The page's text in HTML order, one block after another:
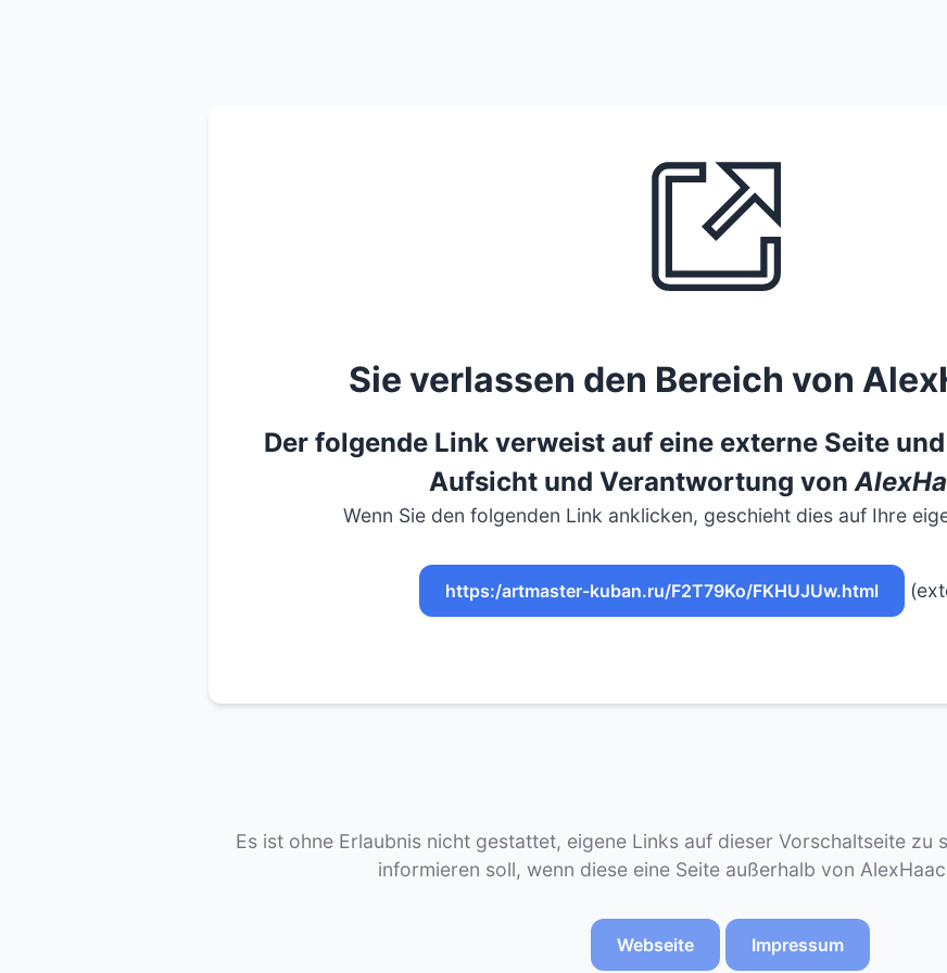
Sie verlassen den Bereich von
Der folgende Link verweist auf eine externe Seite
Aufsicht und Verantwortung von
Wenn Sie den folgenden Link anklicken, geschieht dies auf Ihre
https:/artmaster-kuban.ru/F2T79Ko/FKHUJUw.html
Es ist ohne Erlaubnis nicht gestattet, eigene Links auf dieser Vorschaltseite zu
informieren soll, wenn diese eine Seite außerhalb von
Webseite Impressum